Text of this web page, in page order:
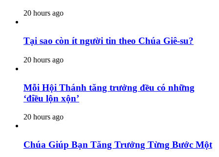
20 hours ago
Tại sao còn ít người tin theo Chúa Giê-su?
20 hours ago
Mỗi Hội Thánh tăng trưởng đều có những
‘điều lộn xộn’
20 hours ago
Chúa Giúp Bạn Tăng Trưởng Từng Bước Một